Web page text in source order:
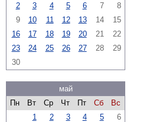
2
3 4 5 6 7
8
9
10 11 12 13 14
15
16
17 18 19 20 21
22
23
24 25 26 27 28
29
30
май
Пн
Вт Ср Чт Пт Сб
Вс
1
2 3 4 5
6